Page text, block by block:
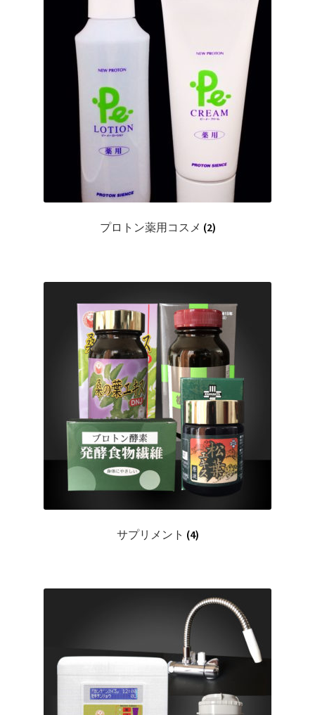
プロトン薬用コスメ (2)
サプリメント (4)